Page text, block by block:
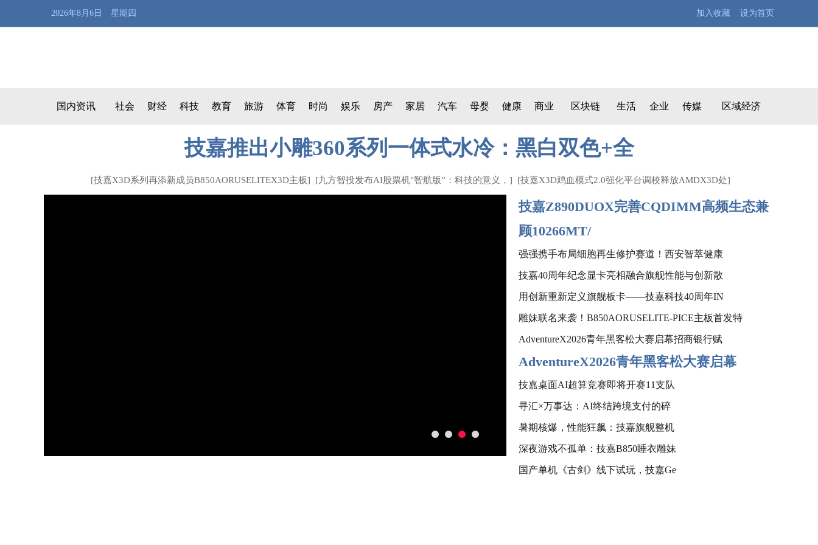
2026年8月6日 星期四 加入收藏 设为首页
国内资讯 社会 财经 科技 教育 旅游 体育 时尚 娱乐 房产 家居 汽车 母婴 健康 商业 区块链 生活 企业 传媒 区域经济
技嘉推出小雕360系列一体式水冷：黑白双色+全
[技嘉X3D系列再添新成员B850AORUSELITEX3D主板] [九方智投发布AI股票机"智航版”：科技的意义， ] [技嘉X3D鸡血模式2.0强化平台调校释放AMDX3D处]
技嘉Z890DUOX完善CQDIMM高频生态兼
顾10266MT/
强强携手布局细胞再生修护赛道！西安智萃健康
技嘉40周年纪念显卡亮相融合旗舰性能与创新散
用创新重新定义旗舰板卡——技嘉科技40周年IN
雕妹联名来袭！B850AORUSELITE-PICE主板首发特
AdventureX2026青年黑客松大赛启幕招商银行赋
AdventureX2026青年黑客松大赛启幕
技嘉桌面AI超算竞赛即将开赛11支队
寻汇×万事达：AI终结跨境支付的碎
暑期核爆，性能狂飙：技嘉旗舰整机
深夜游戏不孤单：技嘉B850睡衣雕妹
国产单机《古剑》线下试玩，技嘉Ge